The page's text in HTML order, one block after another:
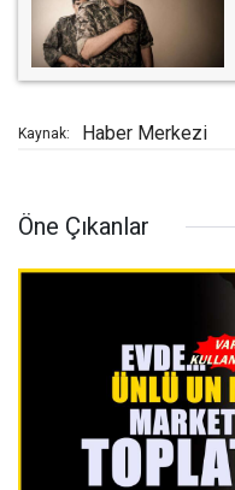
Kaynak: Haber Merkezi
Öne Çıkanlar